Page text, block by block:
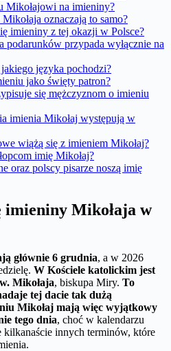
Mikołajowi na imieniny?
oznaczają to samo?
imieniny z tej okazji w Polsce?
podarunków przypada wyłącznie na
języka pochodzi?
jako święty patron?
się mężczyznom o imieniu
imienia Mikołaj występują w
wiążą się z imieniem Mikołaj?
imię Mikołaj?
oraz polscy pisarze noszą imię
imieniny Mikołaja w
głównie 6 grudnia, a w 2026
W Kościele katolickim jest
Mikołaja, biskupa Miry. To
tej dacie tak dużą
Mikołaj mają więc wyjątkowy
tego dnia, choć w kalendarzu
kilkanaście innych terminów, które